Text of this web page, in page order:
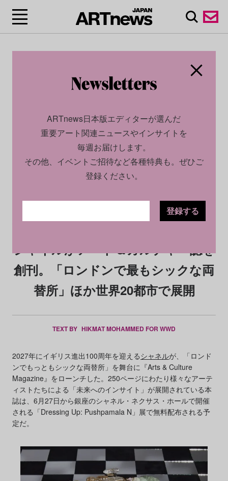
2025.06.25
シャネルがアート＆カルチャー誌を
創刊。「ロンドンで最もシックな両
替所」ほか世界20都市で展開
TEXT BY HIKMAT MOHAMMED FOR WWD
2027年にイギリス進出100周年を迎えるシャネルが、「ロンド
ンでもっともシックな両替所」を舞台に『Arts & Culture
Magazine』をローンチした。250ページにわたり様々なアーテ
ィストたちによる「未来へのインサイト」が展開されている本
誌は、6月27日から銀座のシャネル・ネクサス・ホールで開催
される「Dressing Up: Pushpamala N」展で無料配布される予
定だ。
ARTnews日本版エディターが選んだ
重要アート関連ニュースやインサイトを
毎週お届けします。
その他、イベントご招待など各種特典も。ぜひご
登録ください。
登録する